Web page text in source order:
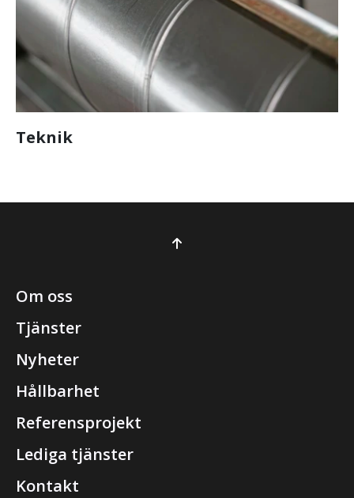
Teknik
Om oss
Tjänster
Nyheter
Hållbarhet
Referensprojekt
Lediga tjänster
Kontakt